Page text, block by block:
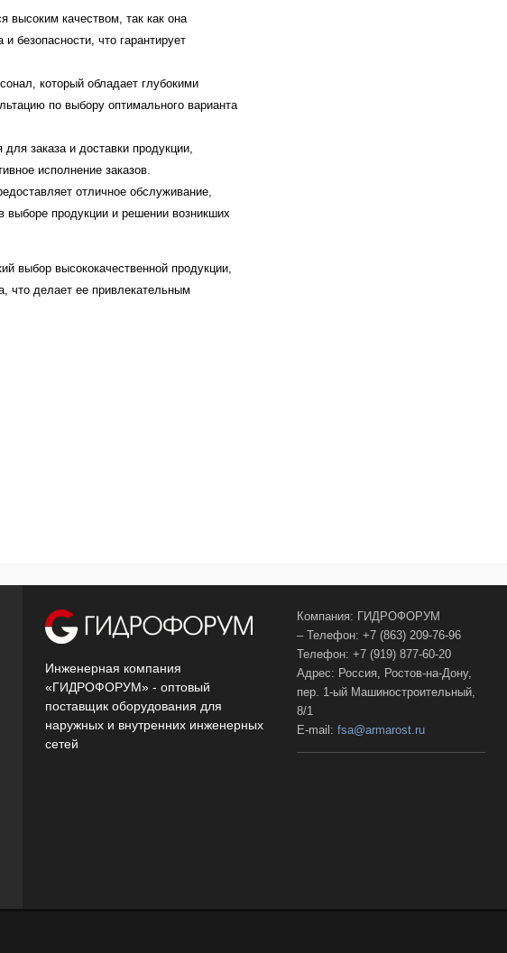
высоким качеством, так как она
безопасности, что гарантирует
который обладает глубокими
по выбору оптимального варианта
заказа и доставки продукции,
исполнение заказов.
отличное обслуживание,
продукции и решении возникших
выбор высококачественной продукции,
что делает ее привлекательным
Инженерная компания
«ГИДРОФОРУМ» - оптовый
поставщик оборудования для
наружных и внутренних инженерных
сетей
Компания: ГИДРОФОРУМ
– Телефон: +7 (863) 209-76-96
Телефон: +7 (919) 877-60-20
Адрес: Россия, Ростов-на-Дону,
пер. 1-ый Машиностроительный,
8/1
E-mail: fsa@armarost.ru